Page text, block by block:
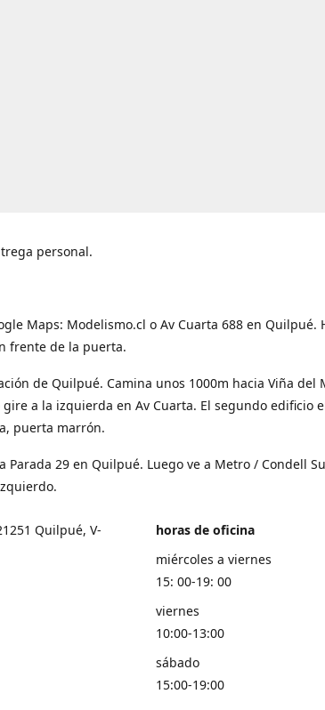
personal.
Maps: Modelismo.cl o Av Cuarta 688 en Quilpué.
frente de la puerta.
de Quilpué. Camina unos 1000m hacia Viña del
gire a la izquierda en Av Cuarta. El segundo edificio
puerta marrón.
Parada 29 en Quilpué. Luego ve a Metro / Condell
Quilpué, V-
horas de oficina
miércoles a viernes
15: 00-19: 00
viernes
10:00-13:00
sábado
15:00-19:00